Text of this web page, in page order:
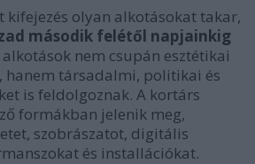
kifejezés olyan alkotásokat takar,
második felétől napjainkig
alkotások nem csupán esztétikai
hanem társadalmi, politikai és
is feldolgoznak. A kortárs
formákban jelenik meg,
szobrászatot, digitális
és installációkat.